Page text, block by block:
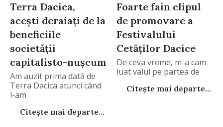
Terra Dacica,
acești deraiați de la
beneficiile
societății
capitalisto-nușcum
Am auzit prima dată de
Terra Dacica atunci când
l-am
Citește mai departe...
Foarte fain clipul
de promovare a
Festivalului
Cetăţilor Dacice
De ceva vreme, m-a cam
luat valul pe partea de
Citește mai departe...